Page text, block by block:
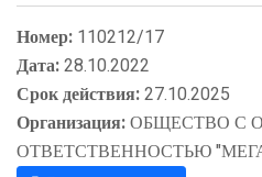
Номер: 110212/17
Дата:28.10.2022
Срок действия:27.10.2025
Организация:ОБЩЕСТВО С
ОТВЕТСТВЕННОСТЬЮ